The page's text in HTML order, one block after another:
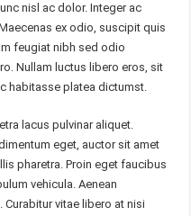
nisl ac dolor. Integer ac
ex odio, suscipit quis
feugiat nibh sed odio
Nullam luctus libero eros, sit
habitasse platea dictumst.
lacus pulvinar aliquet.
eget, auctor sit amet
pharetra. Proin eget faucibus
vehicula. Aenean
vitae libero at nisi